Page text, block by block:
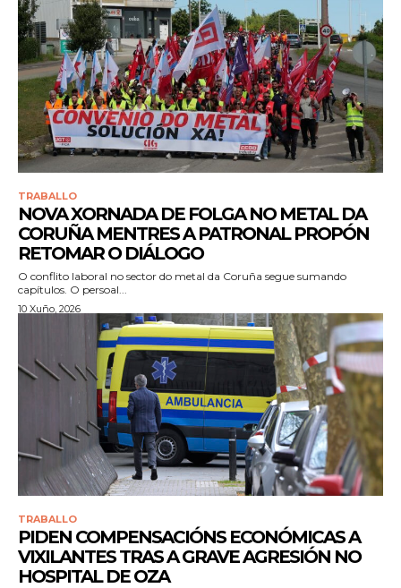
TRABALLO
NOVA XORNADA DE FOLGA NO METAL DA
CORUÑA MENTRES A PATRONAL PROPÓN
RETOMAR O DIÁLOGO
O conflito laboral no sector do metal da Coruña segue sumando
capítulos. O persoal...
10 Xuño, 2026
TRABALLO
PIDEN COMPENSACIÓNS ECONÓMICAS A
VIXILANTES TRAS A GRAVE AGRESIÓN NO
HOSPITAL DE OZA